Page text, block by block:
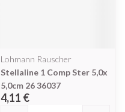
Lohmann Rauscher
Stellaline 1 Comp Ster 5,0x
5,0cm 26 36037
4,11 €